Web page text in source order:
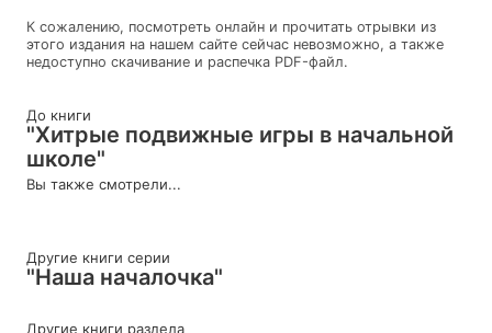
К сожалению, посмотреть онлайн и прочитать отрывки из
этого издания на нашем сайте сейчас невозможно, а также
недоступно скачивание и распечка PDF-файл.
До книги
"Хитрые подвижные игры в начальной
школе"
Вы также смотрели...
Другие книги серии
"Наша началочка"
Другие книги раздела